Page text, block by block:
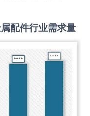
配件行业需求量